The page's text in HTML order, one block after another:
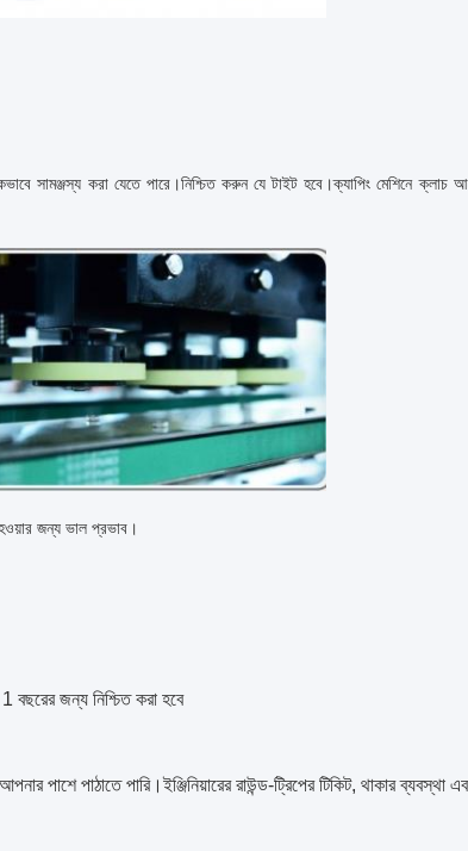
সামঞ্জস্য করা যেতে পারে।নিশ্চিত করুন যে টাইট হবে।ক্যাপিং মেশিনে ক্লাচ
জন্য ভাল প্রভাব।
বছরের জন্য নিশ্চিত করা হবে
পাঠাতে পারি।ইঞ্জিনিয়ারের রাউন্ড-ট্রিপের টিকিট, থাকার ব্যবস্থা